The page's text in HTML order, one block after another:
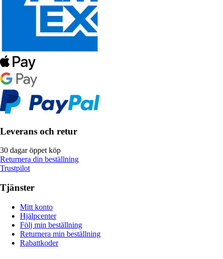
Leverans och retur
30 dagar öppet köp
Returnera din beställning
Trustpilot
Tjänster
Mitt konto
Hjälpcenter
Följ min beställning
Returnera min beställning
Rabattkoder